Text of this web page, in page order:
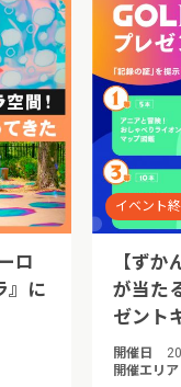
ロ
』に
イベント
【ず
が当た
ゼント
開催日
開催エリア